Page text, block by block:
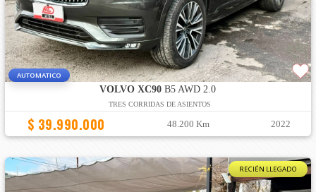
AUTOMATICO
VOLVO XC90 B5 AWD 2.0
TRES CORRIDAS DE ASIENTOS
$ 39.990.000 48.200 Km 2022
RECIÉN LLEGADO